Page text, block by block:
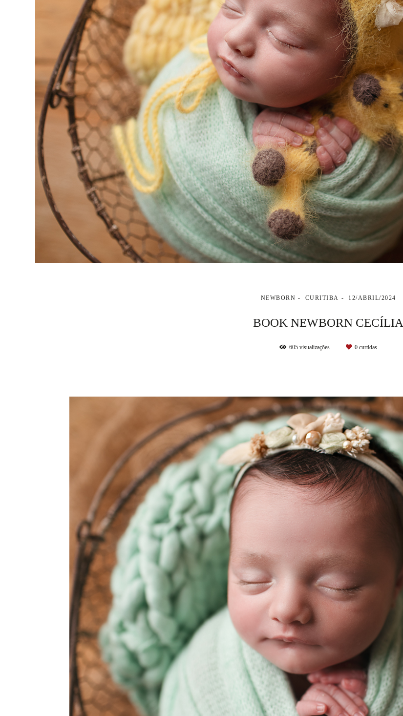
NEWBORN CURITIBA 12/ABRIL/2024
BOOK NEWBORN CECÍLIA
605 visualizações 0 curtidas